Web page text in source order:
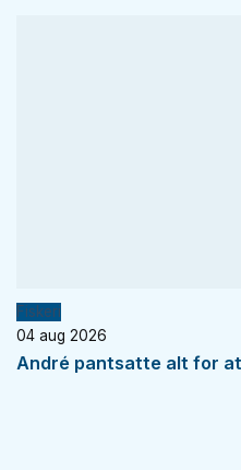
Fiskeri
04 aug 2026
André pantsatte alt for